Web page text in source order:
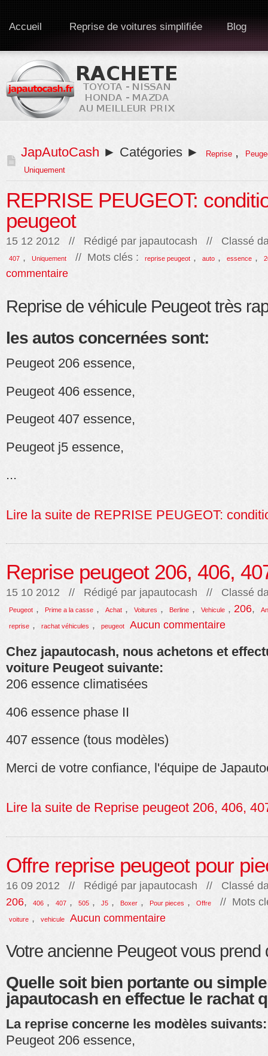
Accueil Reprise de voitures simplifiée Blog
JapAutoCash ► Catégories ► Reprise ,
Uniquement
REPRISE PEUGEOT:
peugeot
15 12 2012 // Rédigé par japautocash // Classé
407 , Uniquement // Mots clés : reprise peugeot , auto , essence ,
commentaire
Reprise de véhicule Peugeot très
les autos concernées sont:
Peugeot 206 essence,
Peugeot 406 essence,
Peugeot 407 essence,
Peugeot j5 essence,
...
Lire la suite de REPRISE PEUGEOT:
Reprise peugeot 206, 406,
15 10 2012 // Rédigé par japautocash // Classé
Peugeot , Prime a la casse , Achat , Voitures , Berline , Vehicule , 206,
reprise , rachat véhicules , peugeot Aucun commentaire
Chez japautocash, nous achetons et
voiture Peugeot suivante:
206 essence climatisées
406 essence phase II
407 essence (tous modèles)
Merci de votre confiance, l'équipe de
Lire la suite de Reprise peugeot 206, 406,
Offre reprise peugeot pour
16 09 2012 // Rédigé par japautocash // Classé
206, 406 , 407 , 505 , J5 , Boxer , Pour pieces , Offre // Mots
voiture , vehicule Aucun commentaire
Votre ancienne Peugeot vous prend
Quelle soit bien portante ou
japautocash en effectue le rachat
La reprise concerne les modèles suivants:
Peugeot 206 essence,